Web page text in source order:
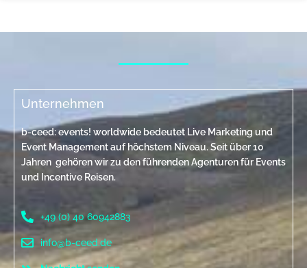
Unternehmen
b-ceed: events! worldwide bedeutet Live Marketing und
Event Management auf höchstem Niveau. Seit über 10
Jahren gehören wir zu den führenden Agenturen für Events
und Incentive Reisen.
+49 (0) 40 60942883
info@b-ceed.de